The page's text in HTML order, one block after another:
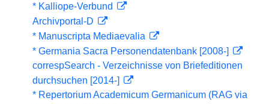
* Kalliope-Verbund
Archivportal-D
* Manuscripta Mediaevalia
* Germania Sacra Personendatenbank [2008-]
correspSearch - Verzeichnisse von Briefeditionen
durchsuchen [2014-]
* Repertorium Academicum Germanicum (RAG via